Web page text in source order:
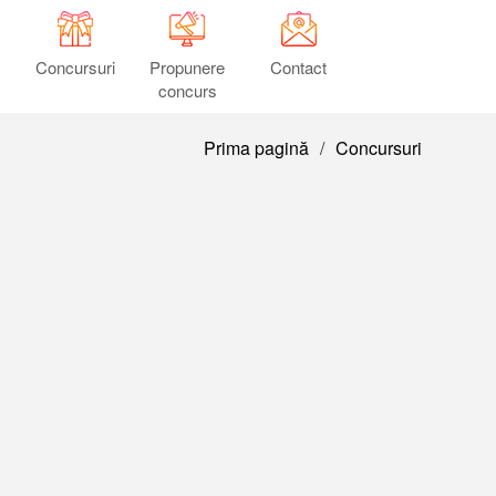
Concursuri
Propunere
concurs
Contact
Prima pagină / Concursuri